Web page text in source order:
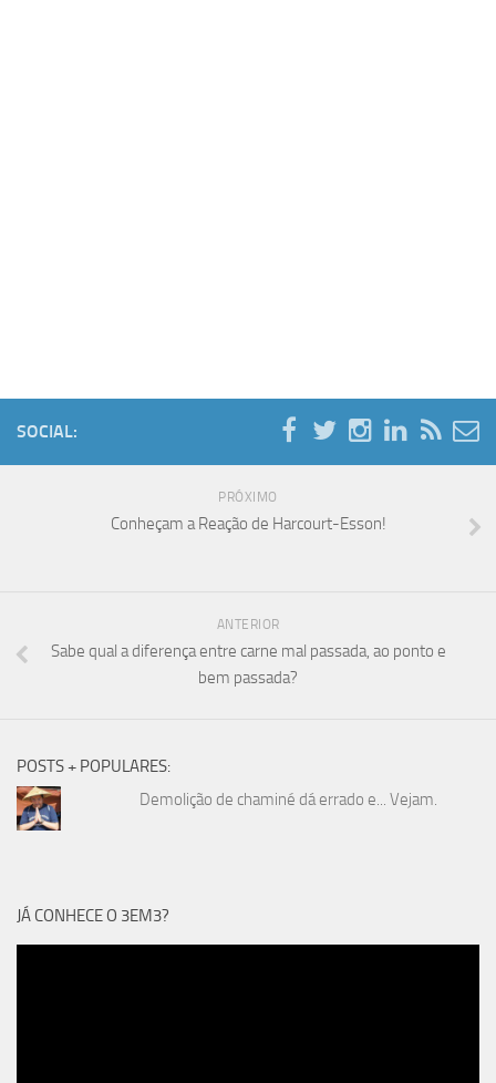
SOCIAL:
PRÓXIMO
Conheçam a Reação de Harcourt-Esson!
ANTERIOR
Sabe qual a diferença entre carne mal passada, ao ponto e
bem passada?
POSTS + POPULARES:
Demolição de chaminé dá errado e... Vejam.
JÁ CONHECE O 3EM3?